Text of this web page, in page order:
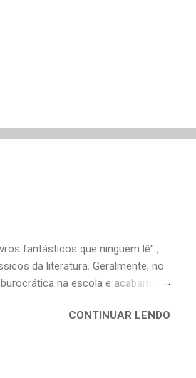
fantásticos que ninguém lê" ,
da literatura. Geralmente, no
na escola e acabamos
já em nossa maturidade, pode
grandes autores de fora,
Autran Dourado, Carlos
CONTINUAR LENDO